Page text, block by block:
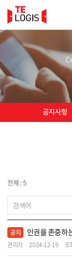
공지사항
전체 : 5
공지 인권을 존중하
관리자 2024-12-19 조